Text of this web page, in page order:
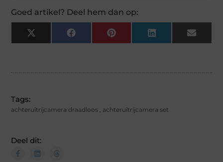
Goed artikel? Deel hem dan op:
X
(Twitter)
Facebook Pinterest LinkedIn Email
Tags:
achteruitrijcamera draadloos achteruitrijcamera set
Deel dit: